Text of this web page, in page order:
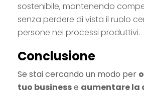
sostenibile, mantenendo
senza perdere di vista il ruolo
persone nei processi produttivi.
Conclusione
Se stai cercando un modo per
tuo businesse aumentare